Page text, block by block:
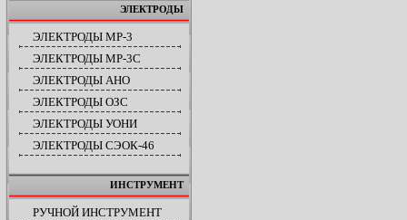
ЭЛЕКТРОДЫ
ЭЛЕКТРОДЫ МР-3
ЭЛЕКТРОДЫ МР-3С
ЭЛЕКТРОДЫ АНО
ЭЛЕКТРОДЫ ОЗС
ЭЛЕКТРОДЫ УОНИ
ЭЛЕКТРОДЫ СЭОК-46
ИНСТРУМЕНТ
РУЧНОЙ ИНСТРУМЕНТ